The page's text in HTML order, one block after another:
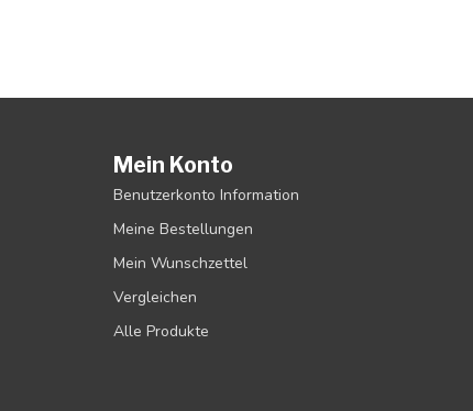
Mein Konto
Benutzerkonto Information
Meine Bestellungen
Mein Wunschzettel
Vergleichen
Alle Produkte